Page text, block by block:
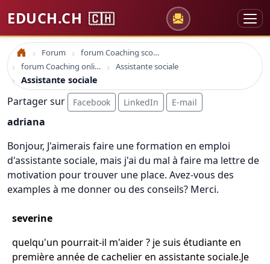
EDUCH.CH 🇨🇭
Accueil Forum
forum Coaching scolaire
forum Coaching online formation professionelle emploi education
Assistante sociale
Assistante sociale
Partager sur Facebook LinkedIn E-mail
adriana
Bonjour, J'aimerais faire une formation en emploi
d'assistante sociale, mais j'ai du mal à faire ma lettre de
motivation pour trouver une place. Avez-vous des
examples à me donner ou des conseils? Merci.
severine
quelqu'un pourrait-il m'aider ? je suis étudiante en
première année de cachelier en assistante sociale.Je